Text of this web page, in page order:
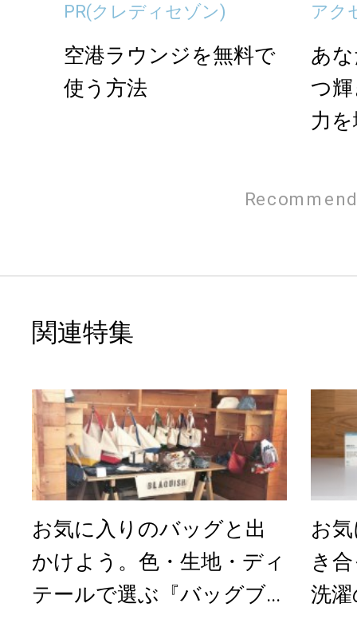
PR(クレディセゾン)
空港ラウンジを無料で
使う方法
アク
あ
つ
力
関連特集
お気に入りのバッグと出
かけよう。色・生地・ディ
テールで選ぶ『バッグブ...
お
き
洗